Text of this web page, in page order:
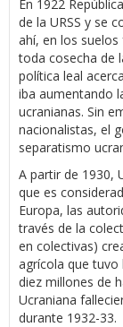
En 1922
de la URSS y se
ahí, en los
toda cosecha de
política leal
iba aumentando
ucranianas. Sin
nacionalistas, el
separatismo
A partir de 1930,
que es
Europa, las
través de la
en colectivas)
agrícola que tuvo
diez millones de
Ucraniana
durante 1932-33.